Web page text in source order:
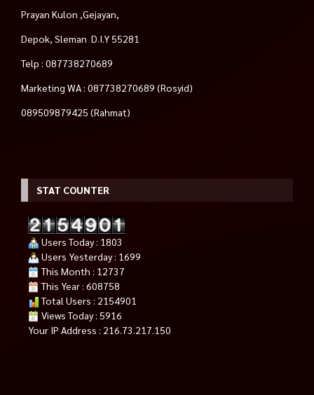
Prayan Kulon ,Gejayan,
Depok, Sleman D.I.Y 55281
Telp : 087738270689
Marketing WA : 087738270689 (Rosyid)
089509879425 (Rahmat)
STAT COUNTER
Users Today : 1803
Users Yesterday : 1699
This Month : 12737
This Year : 608758
Total Users : 2154901
Views Today : 5916
Your IP Address : 216.73.217.150